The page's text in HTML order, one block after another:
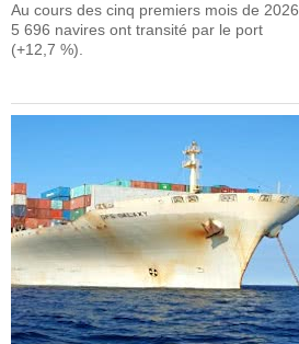
Au cours des cinq premiers mois de 2026,
5 696 navires ont transité par le port
(+12,7 %).